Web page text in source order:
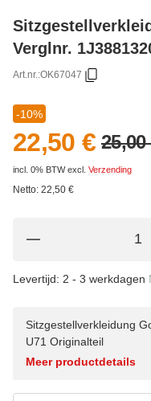
Verglnr.
Art.nr.:OK67047
-10%
22,50 € 25,00
incl. 0% BTWexcl. Verzending
Netto: 22,50 €
Levertijd: 2 - 3 werkdagen
Sitzgestellverkleidung
U71 Originalteil
Meer productdetails